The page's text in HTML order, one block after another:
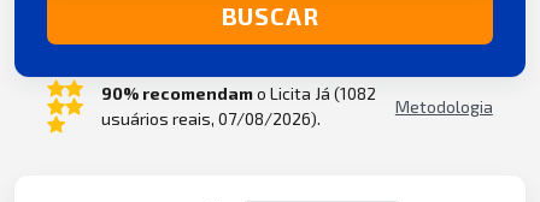
BUSCAR
90% recomendamo Licita Já (1082
usuários reais, 07/08/2026).
Metodologia